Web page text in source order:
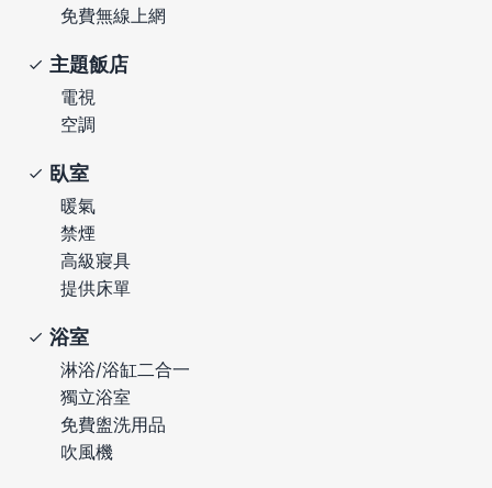
免費無線上網
主題飯店
電視
空調
臥室
暖氣
禁煙
高級寢具
提供床單
浴室
淋浴/浴缸二合一
獨立浴室
免費盥洗用品
吹風機